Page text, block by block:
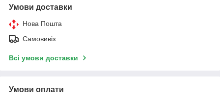
Умови доставки
Нова Пошта
Самовивіз
Всі умови доставки
Умови оплати